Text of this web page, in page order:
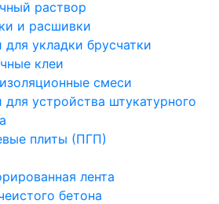
раствор
и расшивки
укладки брусчатки
клеи
смеси
устройства штукатурного
плиты (ПГП)
лента
бетона